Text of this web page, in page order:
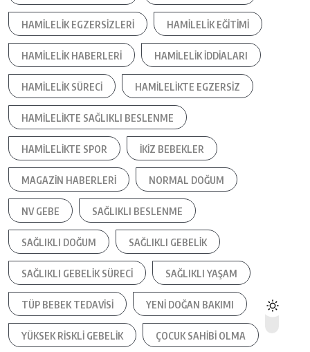
HAMILELIK EGZERSIZLERI HAMILELIK EĞITIMI
HAMILELIK HABERLERI HAMILELIK IDDIALARI
HAMILELIK SÜRECI HAMILELIKTE EGZERSIZ
HAMILELIKTE SAĞLIKLI BESLENME
HAMILELIKTE SPOR IKIZ BEBEKLER
MAGAZIN HABERLERI NORMAL DOĞUM
NV GEBE SAĞLIKLI BESLENME
SAĞLIKLI DOĞUM SAĞLIKLI GEBELIK
SAĞLIKLI GEBELIK SÜRECI SAĞLIKLI YAŞAM
TÜP BEBEK TEDAVISI YENI DOĞAN BAKIMI
YÜKSEK RISKLI GEBELIK ÇOCUK SAHIBI OLMA